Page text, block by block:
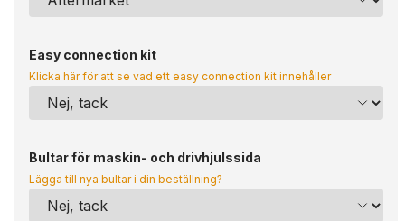
Easy connection kit
Klicka här för att se vad ett easy connection kit innehåller
Bultar för maskin- och drivhjulssida
Lägga till nya bultar i din beställning?